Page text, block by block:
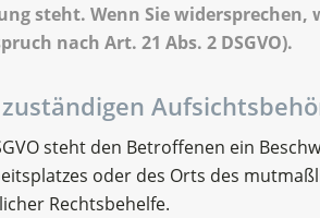
steht. Wenn Sie
nach Art. 21 Abs. 2 DSGVO).
steht den Betroffenen ein
oder des Orts des
Rechtsbehelfe.